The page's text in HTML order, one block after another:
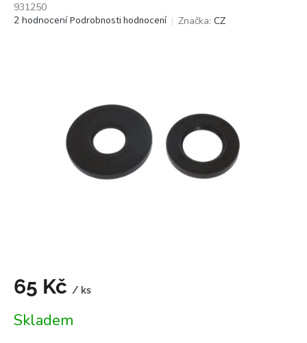
931250
Průměrné
2 hodnocení Podrobnosti hodnocení Značka: CZ
65 Kč / ks
cena:
Skladem